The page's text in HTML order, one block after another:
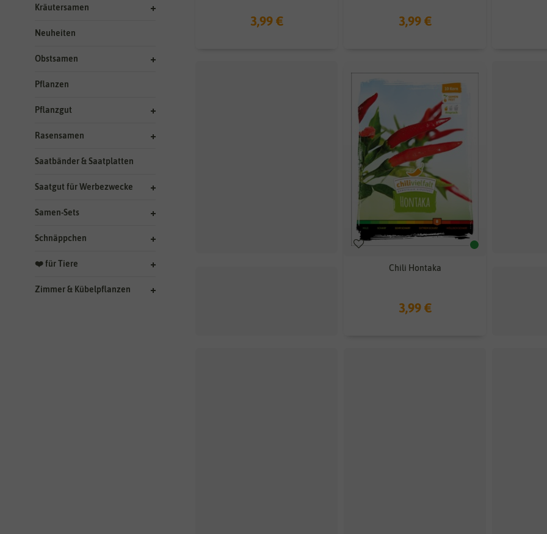
Kräutersamen
Neuheiten
Obstsamen
Pflanzen
Pflanzgut
Rasensamen
Saatbänder & Saatplatten
Saatgut für Werbezwecke
Samen-Sets
Schnäppchen
❤️ für Tiere
Zimmer & Kübelpflanzen
3,99 € 3,99 €
Chili Hontaka
3,99 €